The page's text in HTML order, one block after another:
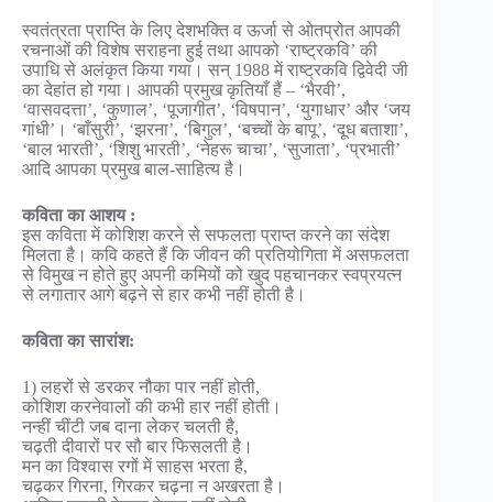
स्वतंत्रता प्राप्ति के लिए देशभक्ति व ऊर्जा से ओतप्रोत आपकी
रचनाओं की विशेष सराहना हुई तथा आपको ‘राष्ट्रकवि’ की
उपाधि से अलंकृत किया गया। सन् 1988 में राष्ट्रकवि द्विवेदी जी
का देहांत हो गया। आपकी प्रमुख कृतियाँ हैं – ‘भैरवी’,
‘वासवदत्ता’, ‘कुणाल’, ‘पूजागीत’, ‘विषपान’, ‘युगाधार’ और ‘जय
गांधी’। ‘बाँसुरी’, ‘झरना’, ‘बिगुल’, ‘बच्चों के बापू’, ‘दूध बताशा’,
‘बाल भारती’, ‘शिशु भारती’, ‘नेहरू चाचा’, ‘सुजाता’, ‘प्रभाती’
आदि आपका प्रमुख बाल-साहित्य है।
कविता का आशय :
इस कविता में कोशिश करने से सफलता प्राप्त करने का संदेश
मिलता है। कवि कहते हैं कि जीवन की प्रतियोगिता में असफलता
से विमुख न होते हुए अपनी कमियों को खुद पहचानकर स्वप्रयत्न
से लगातार आगे बढ़ने से हार कभी नहीं होती है।
कविता का सारांश:
1) लहरों से डरकर नौका पार नहीं होती,
कोशिश करनेवालों की कभी हार नहीं होती।
नन्हीं चींटी जब दाना लेकर चलती है,
चढ़ती दीवारों पर सौ बार फिसलती है।
मन का विश्वास रगों में साहस भरता है,
चढ़कर गिरना, गिरकर चढ़ना न अखरता है।